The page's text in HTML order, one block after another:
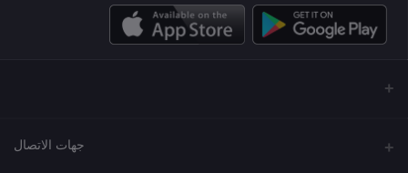
جهات الاتصال